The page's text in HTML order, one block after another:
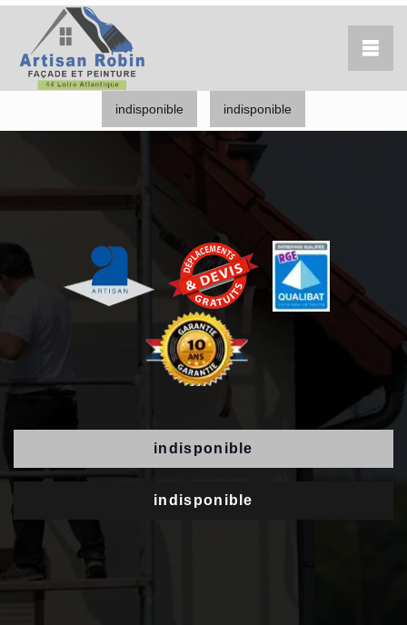
indisponible indisponible
indisponible
indisponible